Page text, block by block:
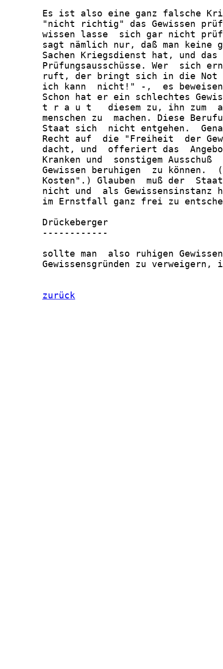
Es ist also eine ganz falsche
"nicht richtig" das Gewissen
wissen lasse  sich gar nicht
sagt nämlich nur, daß man keine
Sachen Kriegsdienst hat, und
Prüfungsausschüsse. Wer  sich
ruft, der bringt sich in die
ich kann  nicht!" -,  es
Schon hat er ein schlechtes
t r a u t   diesem zu, ihn zum
menschen zu  machen. Diese
Staat sich  nicht entgehen.
Recht auf  die "Freiheit  der
dacht, und  offeriert das
Kranken und  sonstigem Ausschuß
Gewissen beruhigen  zu können.
Kosten".) Glauben  muß der
nicht und  als Gewissensinstanz
im Ernstfall ganz frei zu
       Drückeberger
       ------------
sollte man  also ruhigen
Gewissensgründen zu verweigern,
zurück